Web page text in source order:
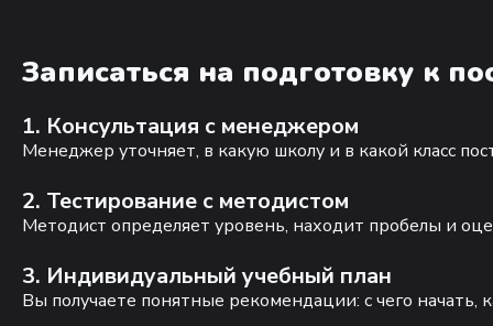
Записаться на подготовку к
1. Консультация с менеджером
Менеджер уточняет, в какую школу и в какой класс
2. Тестирование с методистом
Методист определяет уровень, находит пробелы и
3. Индивидуальный учебный план
Вы получаете понятные рекомендации: с чего начать,